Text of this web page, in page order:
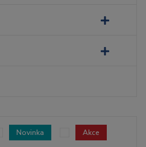
Novinka Akce